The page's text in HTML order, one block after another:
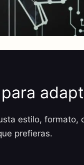
estilo, formato,
prefieras.